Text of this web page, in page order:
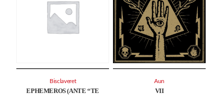
EPHEMEROS (ANTE “TE
Bisclaveret
VII
Aun